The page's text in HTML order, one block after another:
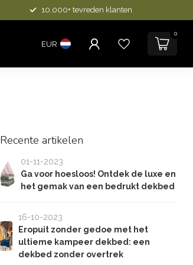
10.000+ tevreden klanten
EUR
0
Recente artikelen
01-11-2023
Ga voor hoesloos! Ontdek de luxe en
het gemak van een bedrukt dekbed
16-10-2023
Eropuit zonder gedoe met het
ultieme kampeer dekbed: een
dekbed zonder overtrek